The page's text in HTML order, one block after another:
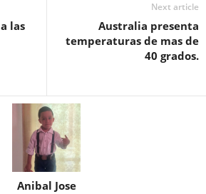
las
Next article
Australia presenta
temperaturas de mas de
40 grados.
Anibal Jose